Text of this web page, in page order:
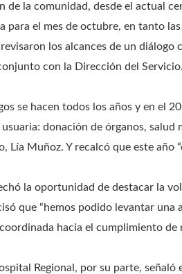
de la comunidad, desde el actual
para el mes de octubre, en tanto
los alcances de un diálogo
con la Dirección del Servicio.
se hacen todos los años y en el
donación de órganos, salud
Lía Muñoz. Y recalcó que este año
la oportunidad de destacar la
que “hemos podido levantar
hacia el cumplimiento de
Regional, por su parte,